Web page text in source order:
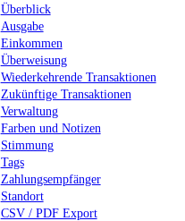
Überblick
Ausgabe
Einkommen
Überweisung
Wiederkehrende Transaktionen
Zukünftige Transaktionen
Verwaltung
Farben und Notizen
Stimmung
Tags
Zahlungsempfänger
Standort
CSV / PDF Export